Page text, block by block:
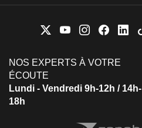
NOS EXPERTS À VOTRE
ÉCOUTE
Lundi - Vendredi 9h-12h / 14h-
18h